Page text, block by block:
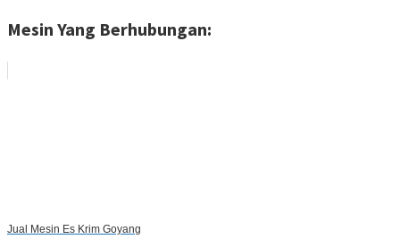
Mesin Yang Berhubungan:
Jual Mesin Es Krim Goyang